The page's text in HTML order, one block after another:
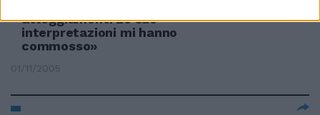
atteggiamenti Le sue
interpretazioni mi hanno
commosso»
01/11/2005